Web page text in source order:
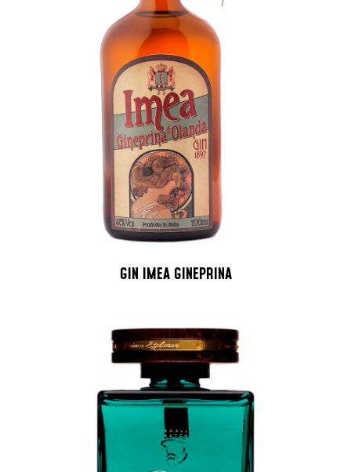
GIN IMEA GINEPRINA